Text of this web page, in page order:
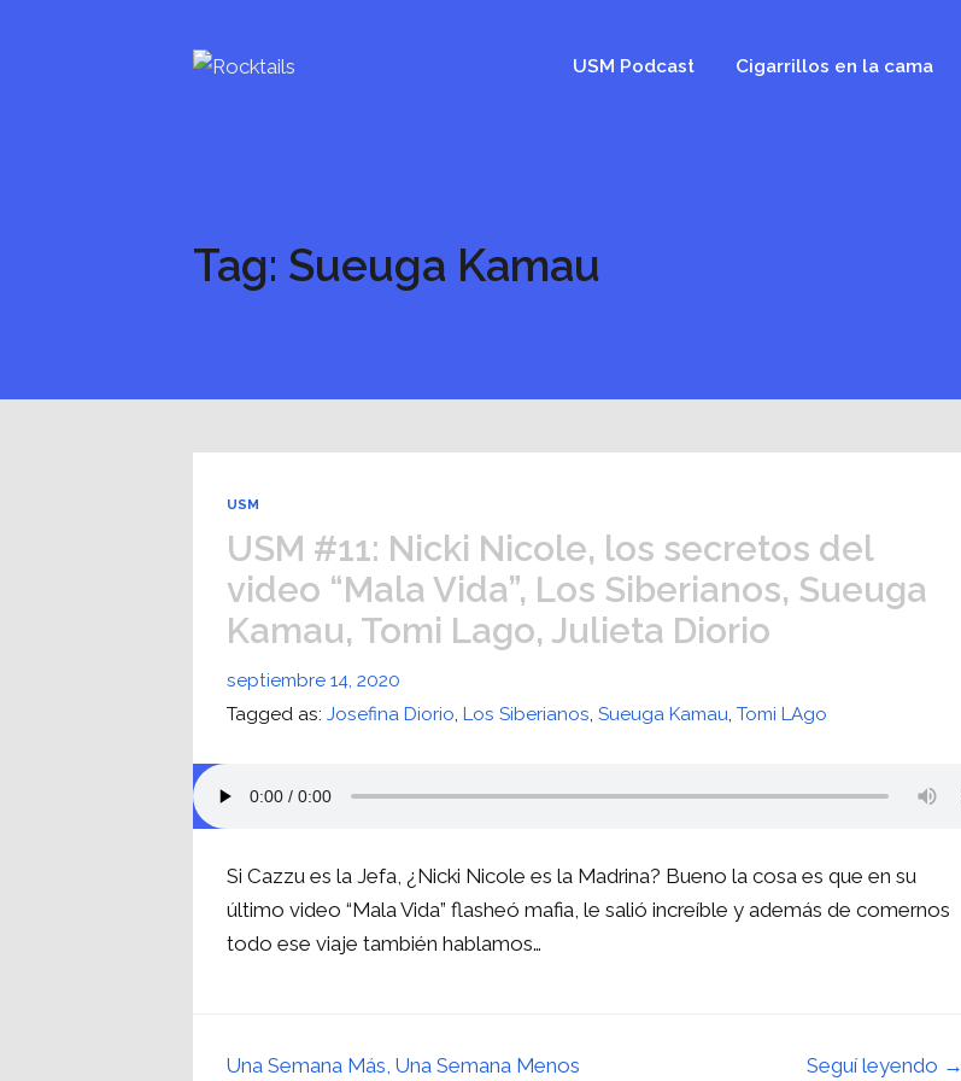
USM Podcast Cigarrillos en la cama
Tag: Sueuga Kamau
USM
USM #11: Nicki Nicole, los secretos del
video “Mala Vida”, Los Siberianos, Sueuga
Kamau, Tomi Lago, Julieta Diorio
septiembre 14, 2020
Tagged as:Josefina Diorio,Los Siberianos,Sueuga Kamau,Tomi LAgo
Si Cazzu es la Jefa, ¿Nicki Nicole es la Madrina? Bueno la cosa es que en su
último video “Mala Vida” flasheó mafia, le salió increí­ble y además de comernos
todo ese viaje también hablamos…
Seguí leyendo →
Una Semana Más, Una Semana Menos